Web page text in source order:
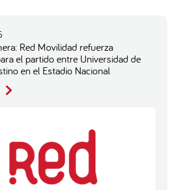
Red Movilidad refuerza
el partido entre Universidad de
en el Estadio Nacional